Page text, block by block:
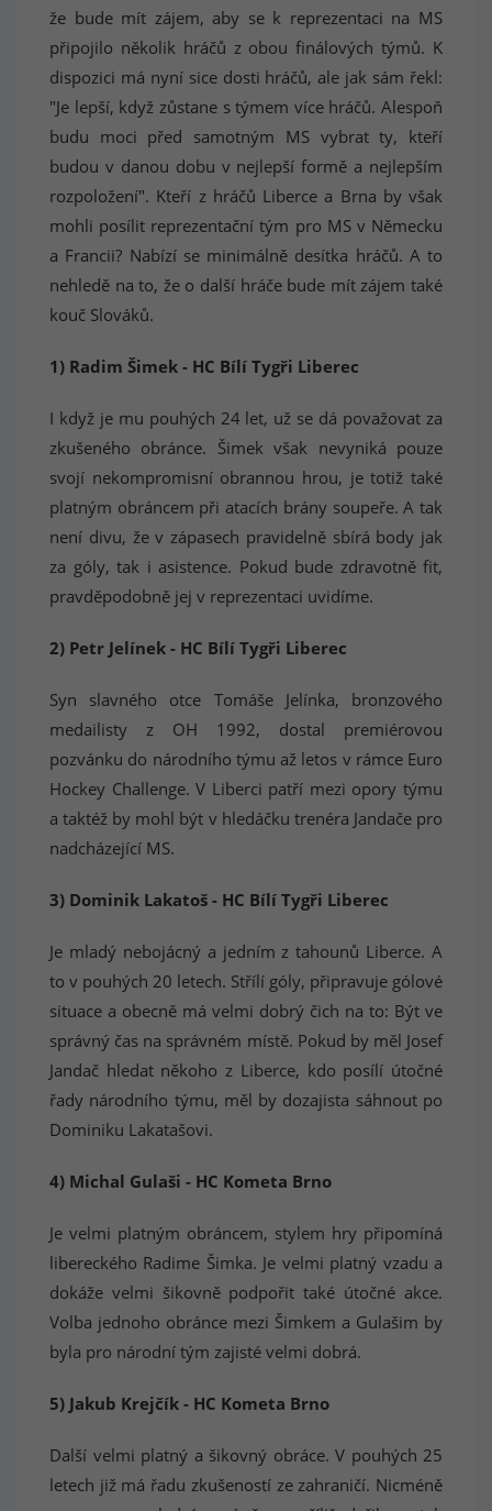
že bude mít zájem, aby se k reprezentaci na MS
připojilo několik hráčů z obou finálových týmů. K
dispozici má nyní sice dosti hráčů, ale jak sám řekl:
"Je lepší, když zůstane s týmem více hráčů. Alespoň
budu moci před samotným MS vybrat ty, kteří
budou v danou dobu v nejlepší formě a nejlepším
rozpoložení". Kteří z hráčů Liberce a Brna by však
mohli posílit reprezentační tým pro MS v Německu
a Francii? Nabízí se minimálně desítka hráčů. A to
nehledě na to, že o další hráče bude mít zájem také
kouč Slováků.
1) Radim Šimek - HC Bílí Tygři Liberec
I když je mu pouhých 24 let, už se dá považovat za
zkušeného obránce. Šimek však nevyniká pouze
svojí nekompromisní obrannou hrou, je totiž také
platným obráncem při atacích brány soupeře. A tak
není divu, že v zápasech pravidelně sbírá body jak
za góly, tak i asistence. Pokud bude zdravotně fit,
pravděpodobně jej v reprezentaci uvidíme.
2) Petr Jelínek - HC Bílí Tygři Liberec
Syn slavného otce Tomáše Jelínka, bronzového
medailisty z OH 1992, dostal premiérovou
pozvánku do národního týmu až letos v rámce Euro
Hockey Challenge. V Liberci patří mezi opory týmu
a taktéž by mohl být v hledáčku trenéra Jandače pro
nadcházející MS.
3) Dominik Lakatoš - HC Bílí Tygři Liberec
Je mladý nebojácný a jedním z tahounů Liberce. A
to v pouhých 20 letech. Střílí góly, připravuje gólové
situace a obecně má velmi dobrý čich na to: Být ve
správný čas na správném místě. Pokud by měl Josef
Jandač hledat někoho z Liberce, kdo posílí útočné
řady národního týmu, měl by dozajista sáhnout po
Dominiku Lakatašovi.
4) Michal Gulaši - HC Kometa Brno
Je velmi platným obráncem, stylem hry připomíná
libereckého Radime Šimka. Je velmi platný vzadu a
dokáže velmi šikovně podpořit také útočné akce.
Volba jednoho obránce mezi Šimkem a Gulašim by
byla pro národní tým zajisté velmi dobrá.
5) Jakub Krejčík - HC Kometa Brno
Další velmi platný a šikovný obráce. V pouhých 25
letech již má řadu zkušeností ze zahraničí. Nicméně